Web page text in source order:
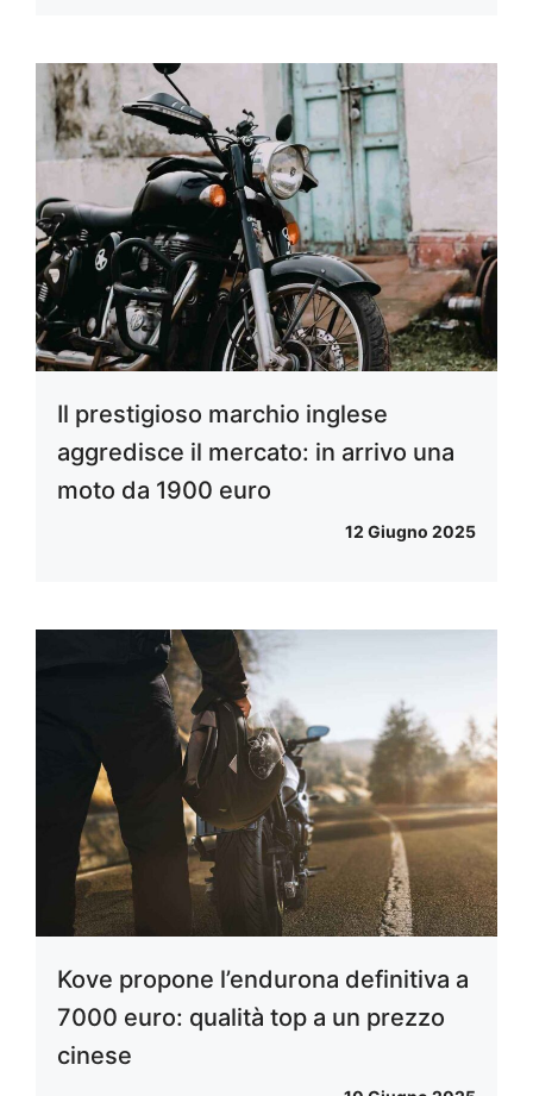
Il prestigioso marchio inglese
aggredisce il mercato: in arrivo una
moto da 1900 euro
12 Giugno 2025
Kove propone l’endurona definitiva a
7000 euro: qualità top a un prezzo
cinese